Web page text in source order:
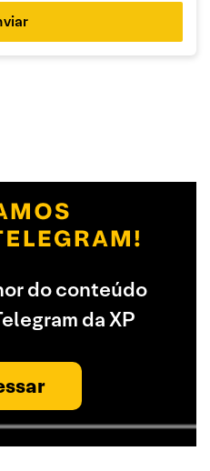
do conteúdo
da XP